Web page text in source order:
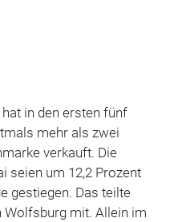
hat in den ersten fünf
mehr als zwei
verkauft. Die
seien um 12,2 Prozent
gestiegen. Das teilte
Wolfsburg mit. Allein im